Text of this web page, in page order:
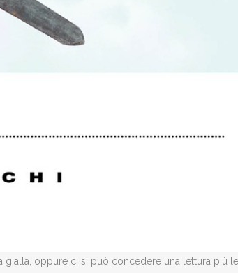
oppure ci si può concedere una lettura più